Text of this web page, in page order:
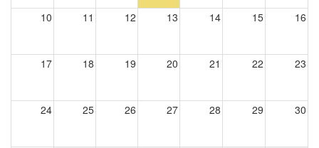
10 11 12 13 14 15 16
17 18 19 20 21 22 23
24 25 26 27 28 29 30